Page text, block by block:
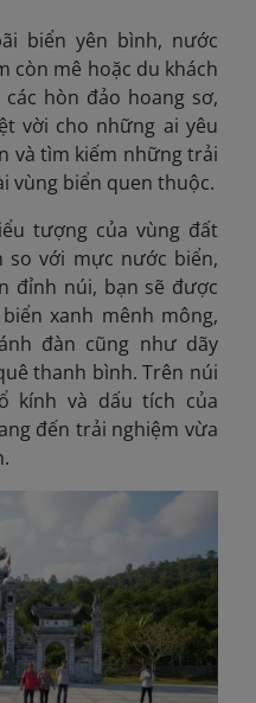
biển yên bình, nước
còn mê hoặc du khách
hòn đảo hoang sơ,
vời cho những ai yêu
và tìm kiếm những trải
vùng biển quen thuộc.
tượng của vùng đất
so với mực nước biển,
đỉnh núi, bạn sẽ được
xanh mênh mông,
đàn cũng như dãy
thanh bình. Trên núi
kính và dấu tích của
đến trải nghiệm vừa